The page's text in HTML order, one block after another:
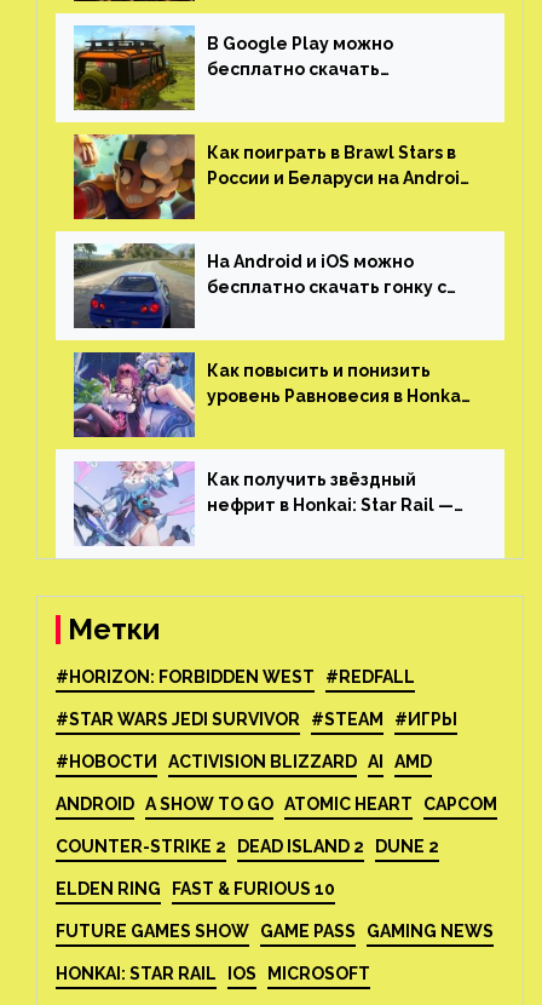
(никаких MMO)
В Google Play можно
бесплатно скачать
открытым миром, прокачкой,
гонками и тюнингом машины
Как поиграть в Brawl Stars в
России и Беларуси на Android
На Android и iOS можно
бесплатно скачать гонку с
который больше, чем в
Skyrim и GTA: San Andreas
Как повысить и понизить
уровень Равновесия в Honkai:
Как получить звёздный
нефрит в Honkai: Star Rail —
Метки
#HORIZON: FORBIDDEN WEST #REDFALL
#STAR WARS JEDI SURVIVOR #STEAM #ИГРЫ
#НОВОСТИ ACTIVISION BLIZZARD AI AMD
ANDROID A SHOW TO GO ATOMIC HEART CAPCOM
COUNTER-STRIKE 2 DEAD ISLAND 2 DUNE 2
ELDEN RING FAST & FURIOUS 10
FUTURE GAMES SHOW GAME PASS GAMING NEWS
HONKAI: STAR RAIL IOS MICROSOFT